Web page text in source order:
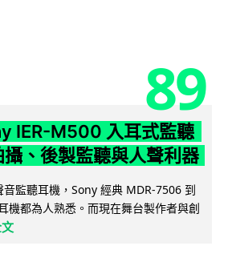
89
IER-M500 入耳式監聽
、後製監聽與人聲利器
監聽耳機，Sony 經典 MDR-7506 到
機都為人熟悉。而現在舞台製作者與創